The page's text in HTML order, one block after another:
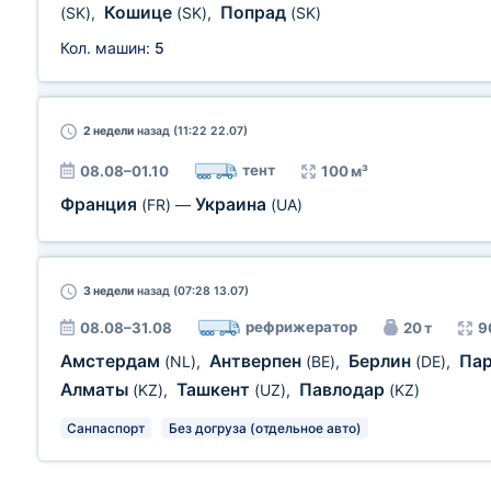
(SK), Кошице (SK), Попрад (SK)
Кол. машин: 5
2 недели назад (11:22 22.07)
08.08–01.10 тент 100 м³
Франция (FR) — Украина (UA)
3 недели назад (07:28 13.07)
08.08–31.08 рефрижератор 20 т
Амстердам (NL), Антверпен (BE), Берлин (DE),
Алматы (KZ), Ташкент (UZ), Павлодар (KZ)
Санпаспорт Без догруза (отдельное авто)